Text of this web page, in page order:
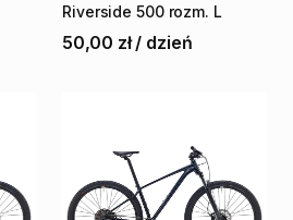
Riverside 500 rozm. L
50,00 zł / dzień